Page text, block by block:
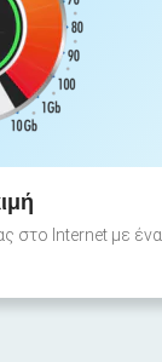
στο Internet με ένα